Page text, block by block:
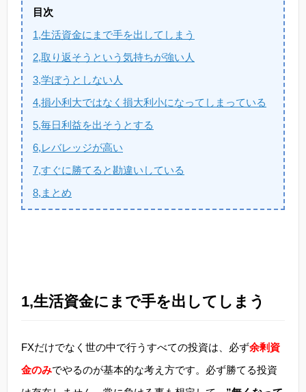
目次
1,生活資金にまで手を出してしまう
2,取り返そうという気持ちが強い人
3,学ぼうとしない人
4,損小利大ではなく損大利小になってしまっている
5,毎日利益を出そうとする
6,レバレッジが高い
7,すぐに勝てると勘違いしている
8,まとめ
1,生活資金にまで手を出してしまう
FXだけでなく世の中で行うすべての投資は、必ず余剰資
金のみでやるのが基本的な考え方です。必ず勝てる投資